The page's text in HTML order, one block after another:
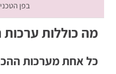
בפן
מה כוללות
כל אחת מערכות